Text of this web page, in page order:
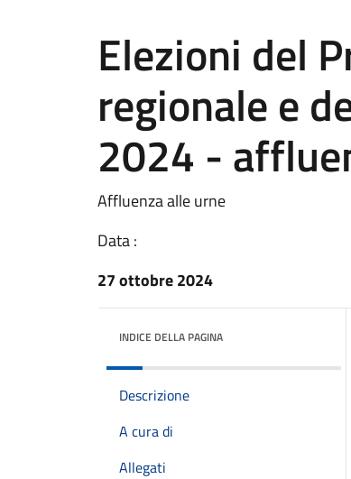
Elezioni del
regionale e
2024 -
Affluenza alle urne
Data :
27 ottobre 2024
INDICE DELLA PAGINA
Descrizione
A cura di
Allegati